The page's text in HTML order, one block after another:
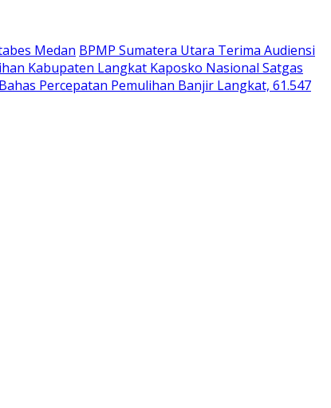
Medan BPMP Sumatera Utara Terima Audiensi
Kabupaten Langkat Kaposko Nasional Satgas
Percepatan Pemulihan Banjir Langkat, 61.547